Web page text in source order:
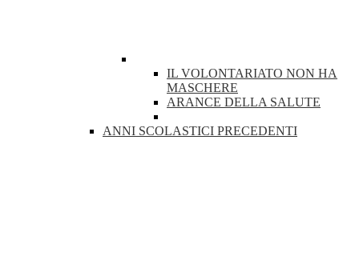
IL VOLONTARIATO NON HA
MASCHERE
ARANCE DELLA SALUTE
ANNI SCOLASTICI PRECEDENTI